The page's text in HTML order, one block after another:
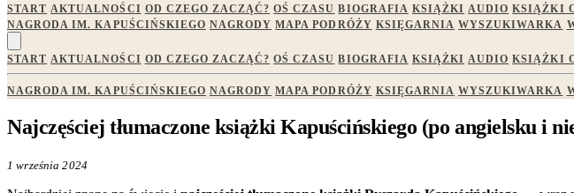
START AKTUALNOŚCI OD CZEGO ZACZĄĆ? OŚ CZASU BIOGRAFIA KSIĄŻKI AUDIO KSIĄŻKI
NAGRODA IM. KAPUŚCIŃSKIEGO NAGRODY MAPA PODRÓŻY KSIĘGARNIA WYSZUKIWARKA
START AKTUALNOŚCI OD CZEGO ZACZĄĆ? OŚ CZASU BIOGRAFIA KSIĄŻKI AUDIO KSIĄŻKI
NAGRODA IM. KAPUŚCIŃSKIEGO NAGRODY MAPA PODRÓŻY KSIĘGARNIA WYSZUKIWARKA
Najczęściej tłumaczone książki Kapuścińskiego (po angielsku i
1 września 2024